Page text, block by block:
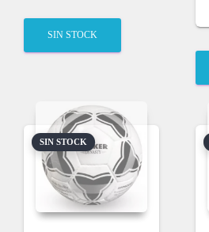
SIN STOCK
SIN STOCK